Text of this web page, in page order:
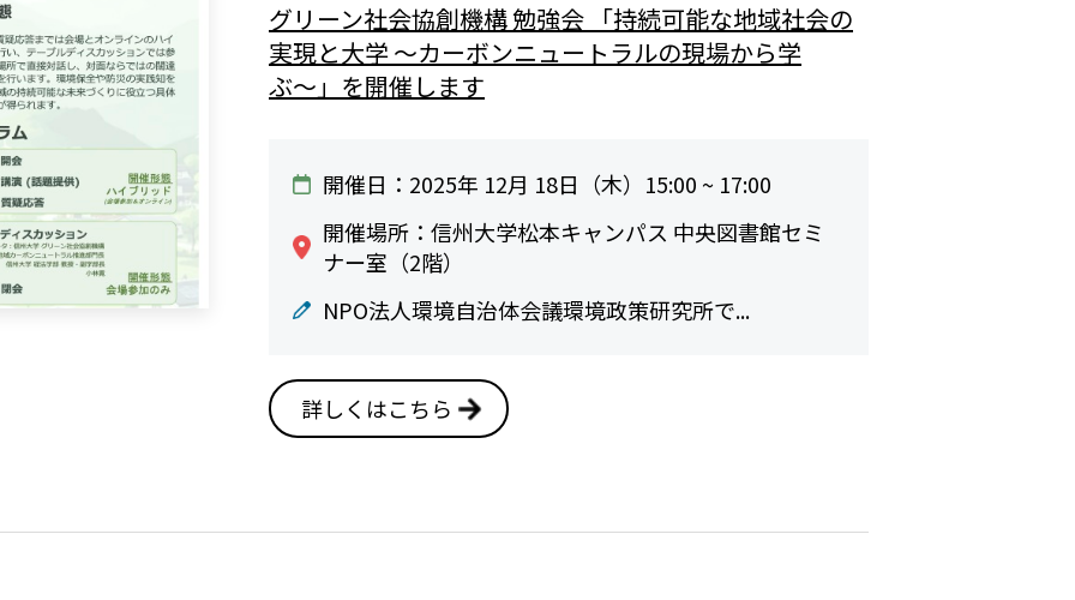
グリーン社会協創機構 勉強会 「持続可能な地域社会の
実現と大学 〜カーボンニュートラルの現場から学
ぶ〜」を開催します
開催日：2025年 12月 18日（木）15:00 ~ 17:00
開催場所：信州大学松本キャンパス 中央図書館セミ
ナー室（2階）
NPO法人環境自治体会議環境政策研究所で...
詳しくはこちら